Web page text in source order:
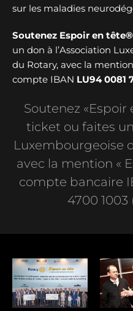
sur les maladies
Soutenez Espoir en tête®
un don à l’Association
du Rotary, avec la
compte IBAN LU94 0081
Soutenez «Espoir
ticket ou faites
Luxembourgeoise
avec la mention «
compte bancaire
4700 1003